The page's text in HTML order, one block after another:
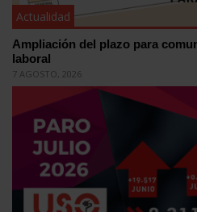
Actualidad
Ampliación del plazo para
laboral
7 AGOSTO, 2026